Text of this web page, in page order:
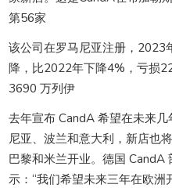
第56家
该公司在罗马尼亚注册，2023
降，比2022年下降4%，亏损
3690 万列伊
去年宣布 CandA 希望在未来
尼亚、波兰和意大利，新店也
巴黎和米兰开业。德国 CandA
示：“我们希望未来三年在欧